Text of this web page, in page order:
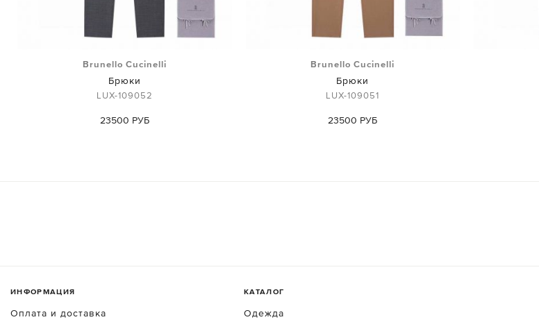
Brunello Cucinelli
Брюки
LUX-109052
23500 РУБ
Brunello Cucinelli
Брюки
LUX-109051
23500 РУБ
ИНФОРМАЦИЯ
Оплата и доставка
КАТАЛОГ
Одежда